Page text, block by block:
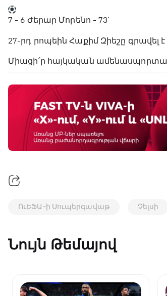
7 - 6 Ժերար Մորենո - 73`
27-րդ րոպեին Հաքիմ Զիեշը գրավել
Միացի՛ր հայկական
ՈւԵՖԱ-ի Սուպերգավաթ Չելսի
Նույն Թեմայով